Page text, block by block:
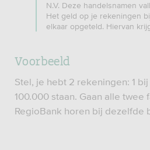
N.V. Deze handelsnamen
Het geld op je rekeningen
elkaar opgeteld. Hiervan
Voorbeeld
Stel, je hebt 2 rekeningen: 1
100.000 staan. Gaan alle twee
RegioBank horen bij dezelfde